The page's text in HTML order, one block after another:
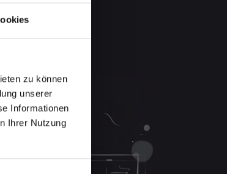
zu können
unserer
Informationen
Ihrer Nutzung